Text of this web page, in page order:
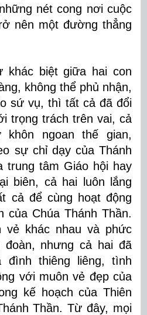
nét cong nơi cuộc
nên một đường thẳng
biệt giữa hai con
không thể phủ nhận,
sứ vụ, thì tất cả đã đổi
trọng trách trên vai, cả
ngoan thế gian,
sự chỉ dạy của Thánh
trung tâm Giáo hội hay
biên, cả hai luôn lắng
cả để cùng hoạt động
của Chúa Thánh Thần.
vẻ khác nhau và phức
nhưng cả hai đã
đình thiêng liêng, tình
với muôn vẻ đẹp của
kế hoạch của Thiên
Thần. Từ đây, mọi